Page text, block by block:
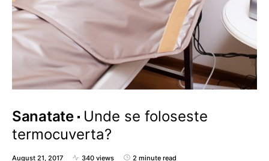
Sanatate
Unde se foloseste
termocuverta?
August 21, 2017 340 views 2 minute read